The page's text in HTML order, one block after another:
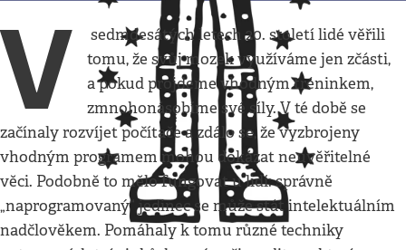
V
sedmdesátých letech 20. století lidé věřili
tomu, že svůj mozek využíváme jen zčásti,
a pokud projdeme vhodným tréninkem,
zmnohonásobíme své síly. V té době se
začínaly rozvíjet počítače a zdálo se, že vyzbrojeny
vhodným programem mohou dokázat neuvěřitelné
věci. Podobně to mělo fungovat u lidí: správně
„naprogramovaný“ jedinec se může stát intelektuálním
nadčlověkem. Pomáhaly k tomu různé techniky